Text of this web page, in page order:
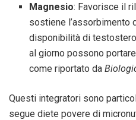
Magnesio: Favorisce il
sostiene l’assorbimento
disponibilità di
al giorno possono
come riportato da
Questi integratori sono
segue diete povere di